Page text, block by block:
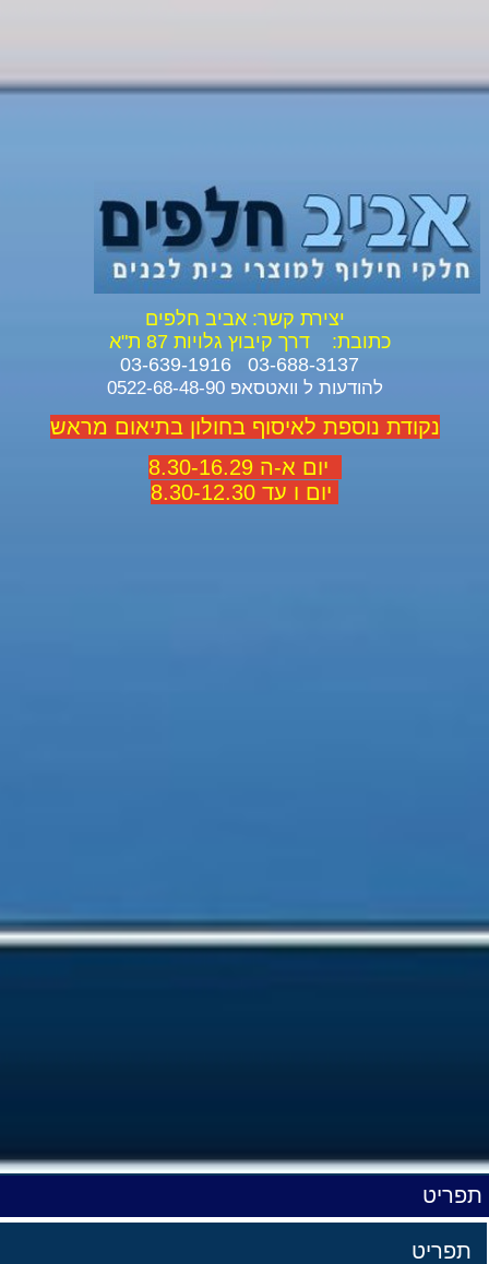
יצירת קשר: אביב חלפים
כתובת:
דרך קיבוץ גלויות 87 ת"א
להודעות ל וואטסאפ 0522-68-48-90
נקודת נוספת לאיסוף בחולון בתיאום מראש
יום א-ה 8.30-16.29
יום ו עד 8.30-12.30
תפריט
תפריט